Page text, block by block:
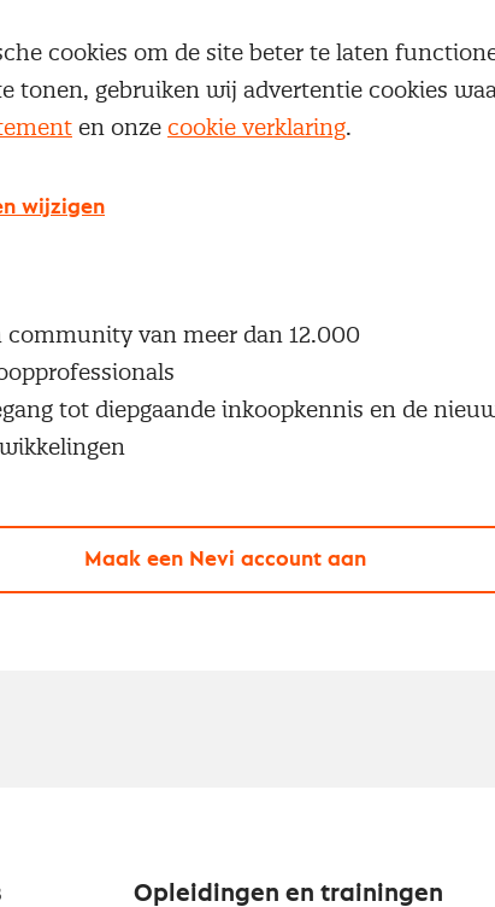
Nevi account?
account krijg je gratis toegang tot:
community van meer dan 12.000
tot diepgaande inkoopkennis en de
Maak een Nevi account aan
Opleidingen en trainingen
cookies om de site beter te laten
tonen, gebruiken wij advertentie cookies
en onze cookie verklaring.
wijzigen